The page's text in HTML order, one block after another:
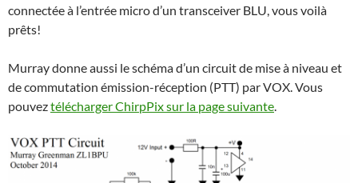
connectée à l’entrée micro d’un transceiver BLU, vous voilà
prêts!
Murray donne aussi le schéma d’un circuit de mise à niveau et
de commutation émission-réception (PTT) par VOX. Vous
pouveztélécharger ChirpPix sur la page suivante.